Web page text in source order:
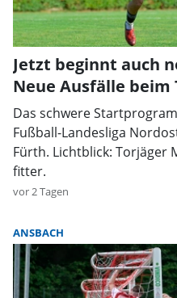
Jetzt beginnt auch
Neue Ausfälle beim
Das schwere
Fußball-Landesliga
Fürth. Lichtblick:
fitter.
vor 2 Tagen
ANSBACH